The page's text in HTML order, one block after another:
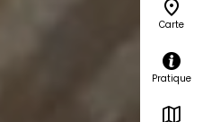
Carte
Pratique